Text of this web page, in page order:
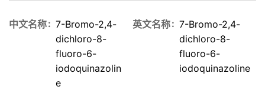
中文名称
7-Bromo-2,4-
dichloro-8-
fluoro-6-
iodoquinazolin
e
英文名称
7-Bromo-2,4-
dichloro-8-
fluoro-6-
iodoquinazoline